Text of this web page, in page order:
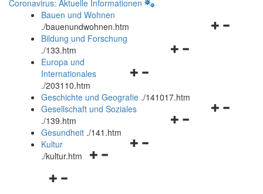
Coronavirus: Aktuelle Informationen
Bauen und Wohnen
./bauenundwohnen.htm
Navigationsmenü
Bildung und Forschung
./133.htm
Navigationsmenü
und
schließen
Europa und
Internationales
./203110.htm
Geschichte und Geografie ./141017.htm
Navigationsmenü
Gesellschaft und Soziales
./139.htm
Navigationsmenü
Gesundheit ./141.htm
Navigationsmenü
Kultur
./kultur.htm
Navigationsmenü